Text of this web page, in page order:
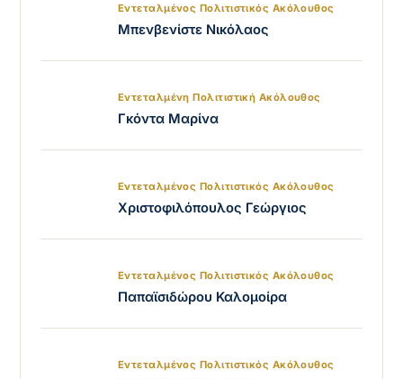
Εντεταλμένος Πολιτιστικός Ακόλουθος
Μπενβενίστε Νικόλαος
Εντεταλμένη Πολιτιστική Ακόλουθος
Γκόντα Μαρίνα
Εντεταλμένος Πολιτιστικός Ακόλουθος
Χριστοφιλόπουλος Γεώργιος
Εντεταλμένος Πολιτιστικός Ακόλουθος
Παπαϊσιδώρου Καλομοίρα
Εντεταλμένος Πολιτιστικός Ακόλουθος